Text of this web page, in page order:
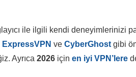
ile ilgili kendi deneyimlerinizi
ExpressVPN ve CyberGhost gibi
Ayrıca 2026 için en iyi VPN’lere